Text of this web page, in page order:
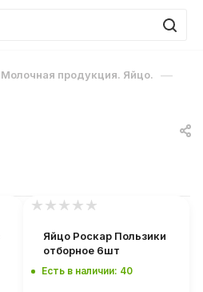
Молочная продукция. Яйцо. —
Яйцо Роскар Пользики
отборное 6шт
Есть в наличии: 40